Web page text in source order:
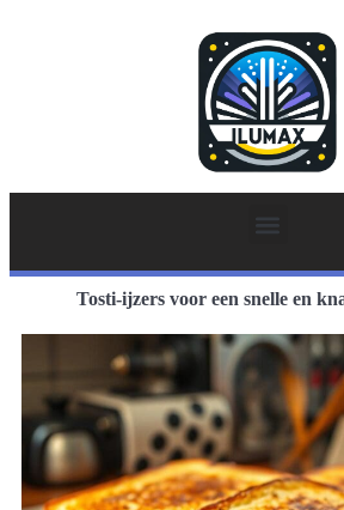
Tosti-ijzers voor een snelle en